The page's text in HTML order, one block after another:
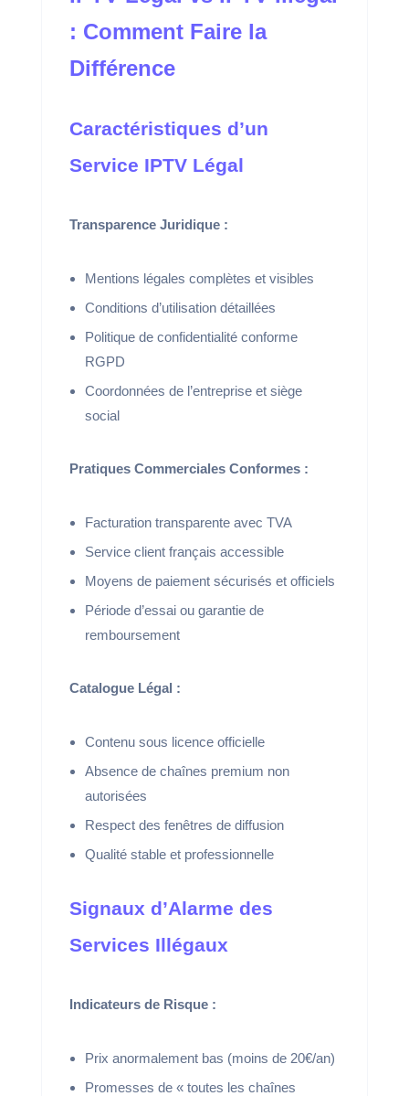
: Comment Faire la
Différence
Caractéristiques d’un
Service IPTV Légal
Transparence Juridique :
Mentions légales complètes et visibles
Conditions d’utilisation détaillées
Politique de confidentialité conforme
RGPD
Coordonnées de l’entreprise et siège
social
Pratiques Commerciales Conformes :
Facturation transparente avec TVA
Service client français accessible
Moyens de paiement sécurisés et officiels
Période d’essai ou garantie de
remboursement
Catalogue Légal :
Contenu sous licence officielle
Absence de chaînes premium non
autorisées
Respect des fenêtres de diffusion
Qualité stable et professionnelle
Signaux d’Alarme des
Services Illégaux
Indicateurs de Risque :
Prix anormalement bas (moins de 20€/an)
Promesses de « toutes les chaînes